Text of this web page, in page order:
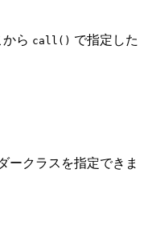
ら call() で指定した
ークラスを指定できま